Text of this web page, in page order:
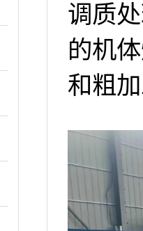
调质
的机
和粗